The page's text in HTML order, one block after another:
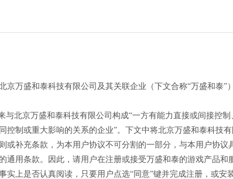
京万盛和泰科技有限公司及其关联企业（下文合称“万盛和泰”
与北京万盛和泰科技有限公司构成“一方有能力直接或间接控
控制或重大影响的关系的企业”。下文中将北京万盛和泰科技有
或补充条款，为本用户协议不可分割的一部分，与本用户协议
通用条款。因此，请用户在注册或接受万盛和泰的游戏产品和
实上是否认真阅读，只要用户点选“同意”键并完成注册，或安